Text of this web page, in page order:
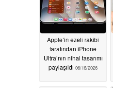
Apple’in ezeli rakibi
tarafından iPhone
Ultra’nın nihai tasarımı
paylaşıldı 06/18/2026